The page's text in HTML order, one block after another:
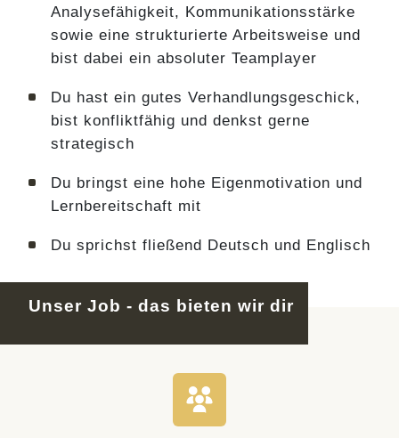
Analysefähigkeit, Kommunikationsstärke
sowie eine strukturierte Arbeitsweise und
bist dabei ein absoluter Teamplayer
Du hast ein gutes Verhandlungsgeschick,
bist konfliktfähig und denkst gerne
strategisch
Du bringst eine hohe Eigenmotivation und
Lernbereitschaft mit
Du sprichst fließend Deutsch und Englisch
Unser Job - das bieten wir dir